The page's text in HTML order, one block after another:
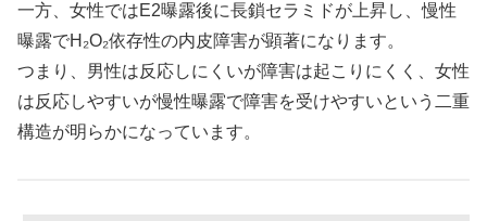
一方、女性ではE2曝露後に長鎖セラミドが上昇し、慢性
曝露でH₂O₂依存性の内皮障害が顕著になります。
つまり、男性は反応しにくいが障害は起こりにくく、女性
は反応しやすいが慢性曝露で障害を受けやすいという二重
構造が明らかになっています。